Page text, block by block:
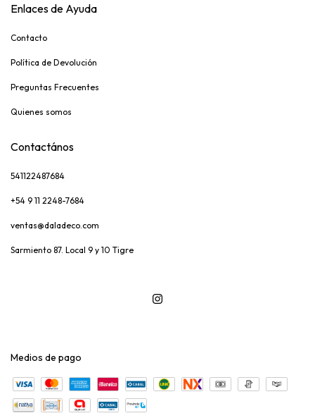
Enlaces de Ayuda
Contacto
Política de Devolución
Preguntas Frecuentes
Quienes somos
Contactános
541122487684
+54 9 11 2248-7684
ventas@daladeco.com
Sarmiento 87. Local 9 y 10 Tigre
Medios de pago